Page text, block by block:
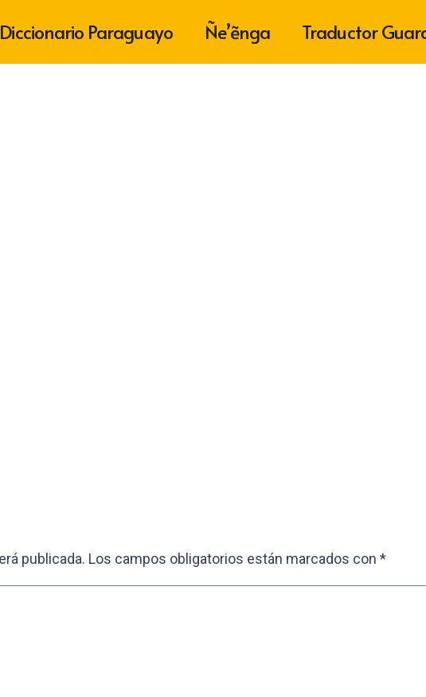
Diccionario Paraguayo Ñe’ẽnga Traductor
publicada. Los campos obligatorios están marcados con *